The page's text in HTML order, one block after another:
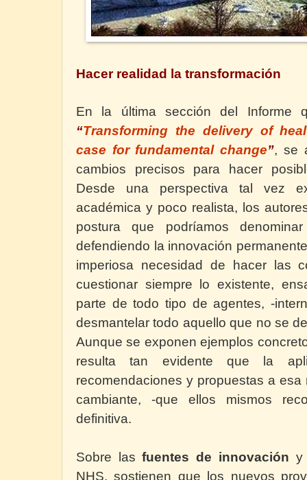
Hacer realidad la transformación
En la última sección del Informe
“Transforming the delivery of
case for fundamental change”, se
cambios precisos para hacer
Desde una perspectiva tal vez
académica y poco realista, los
postura que podríamos
defendiendo la innovación
imperiosa necesidad de hacer las
cuestionar siempre lo existente,
parte de todo tipo de agentes, -
desmantelar todo aquello que no se
Aunque se exponen ejemplos
resulta tan evidente que la
recomendaciones y propuestas a
cambiante, -que ellos mismos
definitiva.
Sobre lasfuentes de innovación y
NHS, sostienen que los nuevos